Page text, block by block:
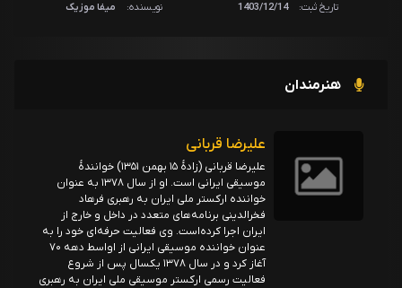
تاریخ ثبت: 1403/12/14 نویسنده: میفا موزیک
هنرمندان
علیرضا قربانی
علیرضا قربانی (زادهٔ ۱۵ بهمن ۱۳۵۱) خوانندهٔ
موسیقی ایرانی است. او از سال ۱۳۷۸ به عنوان
خواننده ارکستر ملی ایران به رهبری فرهاد
فخرالدینی برنامه‌های متعدد در داخل و خارج از
ایران اجرا کرده‌است. وی فعالیت حرفه‌ای خود را به
عنوان خواننده موسیقی ایرانی از اواسط دهه ۷۰
آغاز کرد و در سال ۱۳۷۸ یکسال پس از شروع
فعالیت رسمی ارکستر موسیقی ملی ایران به رهبری